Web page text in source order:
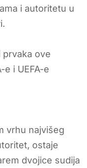
i autoritetu u
prvaka ove
i UEFA-e
vrhu najvišeg
ostaje
dvojice sudija